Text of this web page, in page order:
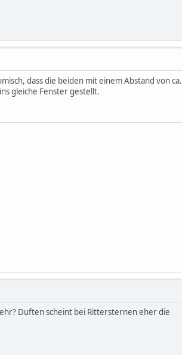
dass die beiden mit einem Abstand von ca.
gleiche Fenster gestellt.
Duften scheint bei Rittersternen eher die